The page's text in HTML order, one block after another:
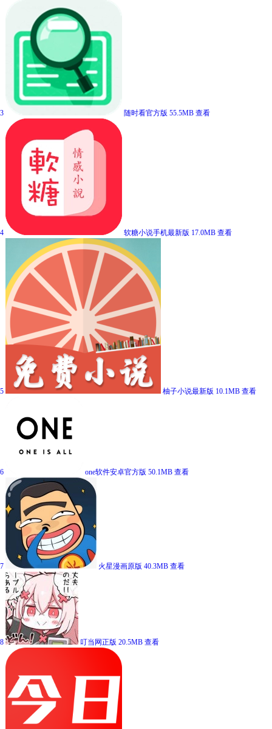
3 随时看官方版 55.5MB 查看
4 软糖小说手机最新版 17.0MB 查看
5 柚子小说最新版 10.1MB 查看
6 one软件安卓官方版 50.1MB 查看
7 火星漫画原版 40.3MB 查看
8 叮当网正版 20.5MB 查看